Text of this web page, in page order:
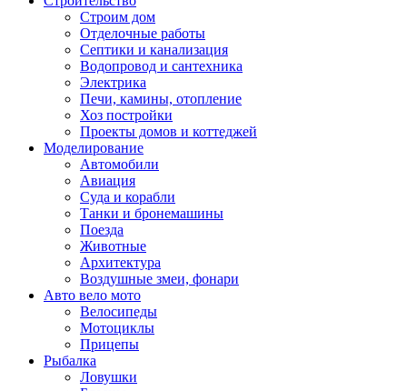
Строим дом
Отделочные работы
Септики и канализация
Водопровод и сантехника
Электрика
Печи, камины, отопление
Хоз постройки
Проекты домов и коттеджей
Моделирование
Автомобили
Авиация
Суда и корабли
Танки и бронемашины
Поезда
Животные
Архитектура
Воздушные змеи, фонари
Авто вело мото
Велосипеды
Мотоциклы
Прицепы
Рыбалка
Ловушки